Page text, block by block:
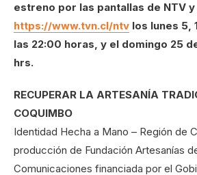
estreno por las pantallas de NTV y
https://www.tvn.cl/ntv los lunes 5,
las 22:00 horas, y el domingo 25
hrs.
RECUPERAR LA ARTESANÍA
COQUIMBO
Identidad Hecha a Mano – Región de
producción de Fundación Artesanías
Comunicaciones financiada por el